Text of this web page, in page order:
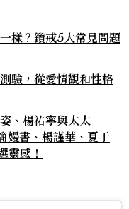
樣？鑽戒5大常見問題
驗，從愛情觀和性格
、楊祐寧與太太
書、楊謹華、夏于
靈感！